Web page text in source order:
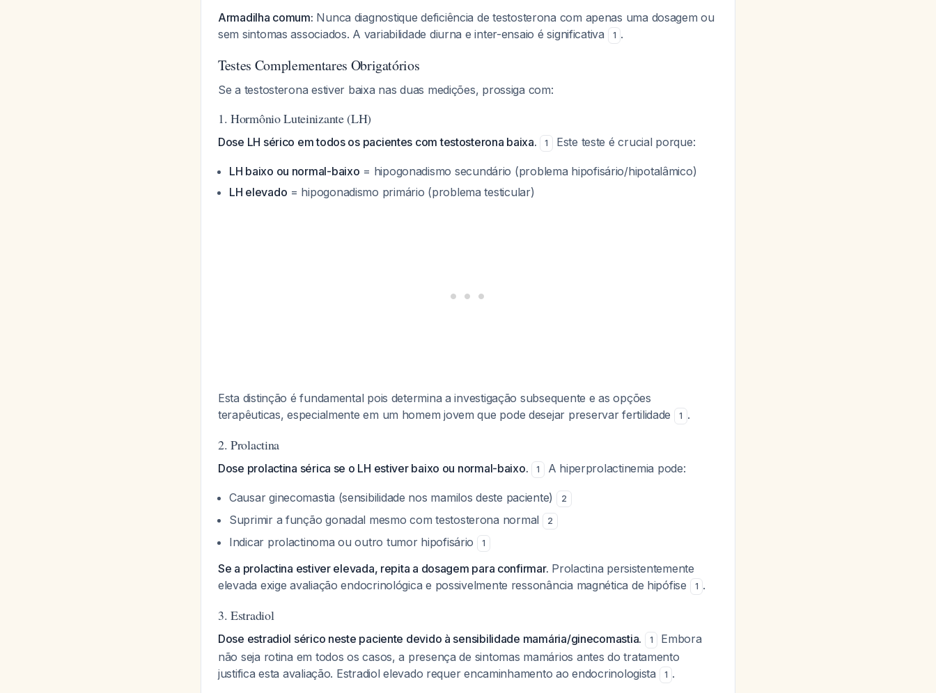
Armadilha comum: Nunca diagnostique deficiência de testosterona com apenas uma dosagem ou
sem sintomas associados. A variabilidade diurna e inter-ensaio é significativa
1 .
Testes Complementares Obrigatórios
Se a testosterona estiver baixa nas duas medições, prossiga com:
1. Hormônio Luteinizante (LH)
Dose LH sérico em todos os pacientes com testosterona baixa. 1 Este teste é crucial porque:
LH baixo ou normal-baixo = hipogonadismo secundário (problema hipofisário/hipotalâmico)
LH elevado = hipogonadismo primário (problema testicular)
Esta distinção é fundamental pois determina a investigação subsequente e as opções
terapêuticas, especialmente em um homem jovem que pode desejar preservar fertilidade
1 .
2. Prolactina
Dose prolactina sérica se o LH estiver baixo ou normal-baixo. 1 A hiperprolactinemia pode:
Causar ginecomastia (sensibilidade nos mamilos deste paciente) 2
Suprimir a função gonadal mesmo com testosterona normal 2
Indicar prolactinoma ou outro tumor hipofisário 1
Se a prolactina estiver elevada, repita a dosagem para confirmar. Prolactina persistentemente
elevada exige avaliação endocrinológica e possivelmente ressonância magnética de hipófise
1 .
3. Estradiol
Dose estradiol sérico neste paciente devido à sensibilidade mamária/ginecomastia. 1
Embora
não seja rotina em todos os casos, a presença de sintomas mamários antes do tratamento
justifica esta avaliação. Estradiol elevado requer encaminhamento ao endocrinologista
1 .